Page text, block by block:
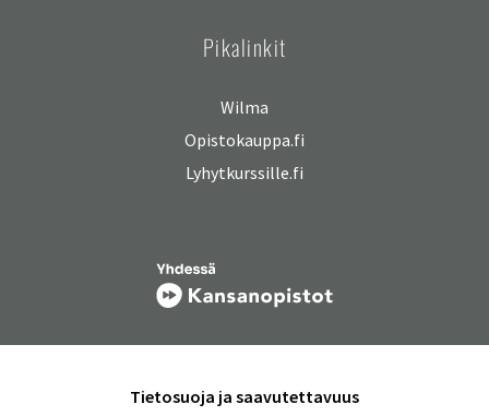
Pikalinkit
Wilma
Opistokauppa.fi
Lyhytkurssille.fi
Tietosuoja ja saavutettavuus